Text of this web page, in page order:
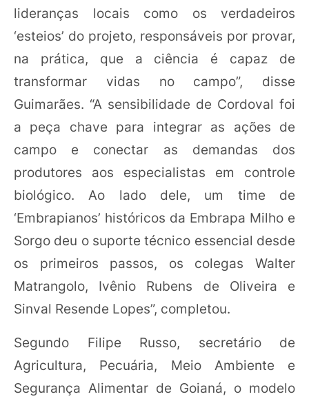
lideranças locais como os verdadeiros
‘esteios’ do projeto, responsáveis por provar,
na prática, que a ciência é capaz de
transformar vidas no campo”, disse
Guimarães. “A sensibilidade de Cordoval foi
a peça chave para integrar as ações de
campo e conectar as demandas dos
produtores aos especialistas em controle
biológico. Ao lado dele, um time de
‘Embrapianos’ históricos da Embrapa Milho e
Sorgo deu o suporte técnico essencial desde
os primeiros passos, os colegas Walter
Matrangolo, Ivênio Rubens de Oliveira e
Sinval Resende Lopes”, completou.
Segundo Filipe Russo, secretário de
Agricultura, Pecuária, Meio Ambiente e
Segurança Alimentar de Goianá, o modelo